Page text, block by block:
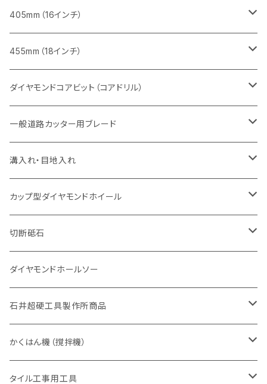
ヒューム管・U字溝切断用
FRP切断用
塩ビ管・キッチンパネル切断用
大理石
ヒューム管・U字溝切断用
鋳鉄管切断用
ヒューム管・U字溝切断用
インターロッキング切断用
鋳鉄管切断用
ヒューム管・U字溝切断用
レンガ切断用
インターロッキング切断用
鋳鉄管切断用
ヒューム管・U字溝切断用
レンガ切断用
インターロッキング切断用
一般道路カッター用
ヒューム管・U字溝切断用
アスファルト切断用
一般道路カッター用
セグメント
セグメント（特殊凹凸加工チップ
鉄筋コンクリート切断用
セグメントタイプ
コンクリート切断用
セグメント
セグメント（特殊凸凹加工チップ
ブロック切断用
セグメント
セグメント（特殊凸凹加工チップ
レンガ切断用
セグメント
セグメント（特殊凸凹加工チップ
インターロッキング切断用
セグメントタイプ
一般道路カッター用
鋳鉄管切断用
セグメントタイプ
埋設鋳鉄管工事対応タイプ
ヒューム管・U字溝切断用
セグメント
セグメント（特殊凸凹加工チップ
アスファルト切断用
一般道路カッター用
みかげ石（御影石）切断用
セグメント
セグメント（特殊凸凹加工チップ
鉄筋コンクリート切断用
セグメントタイプ
コンクリート切断用
セグメント
セグメント（特殊凸凹加工チップ
ブロック切断用
セグメント
セグメント（特殊凸凹加工チップ
レンガ切断用
セグメント
セグメント（特殊凸凹加工チップ
インターロッキング切断用
セグメントタイプ
一般道路カッター用
鋳鉄管切断用
セグメントタイプ
埋設鋳鉄管工事対応タイプ
ヒューム管・U字溝切断用
セグメントタイプ
セグメント（特殊凸凹加工チップ
アスファルト切断用
一般道路カッター用
405mm（16インチ）
みかげ石（御影石）切断用
セグメントタイプ
コンクリート切断用
セグメントタイプ
一般道路カッター用
鉄筋コンクリート切断用
セグメントタイプ
インターロッキング切断用
セグメントタイプ
一般道路カッター用
鋳鉄管切断用
セグメントタイプ
埋設鋳鉄管工事対応タイプ
ヒューム管・U字溝切断用
セグメントタイプ
アスファルト切断用
一般道路カッター用
455mm（18インチ）
道路コンクリート切断用
道路アスファルト切断用
ダイヤモンドコアビット（コアドリル）
Aロット
有効長 250mm
有効長 370mm
Ｃロット
有効長 250mm
M27
有効長 250mm
一般道路カッター用ブレード
道路（アスファルト用）
255mm（10インチ）
305mm（12インチ）
道路（コンクリート舗装面）
255mm（10インチ）
305mm（12インチ）
道路（アス・コン兼用）
305mm（12インチ）
355mm（14インチ）
溝入れ・目地入れ
V型チップ
ストレート型チップ
U型チップ
カップ型ダイヤモンドホイール
100mm（4インチ）
125mm（5インチ）
切断砥石
金属用
305mm（12インチ）
355mm（14インチ）
非金属用
305mm（12インチ）
355mm（14インチ）
ダイヤモンドホールソー
石井超硬工具製作所商品
押し切り（タイル切断機）
本体
電動切断機
かくはん機（撹拌機）
本体
タイル工事用工具